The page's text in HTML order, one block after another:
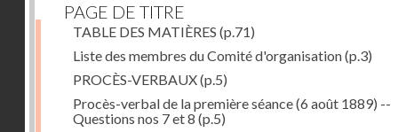
PAGE DE TITRE
TABLE DES MATIÈRES (p.71)
Liste des membres du Comité d'organisation(p.3)
PROCÈS-VERBAUX(p.5)
Procès-verbal de la première séance (6 août 1889) --
Questions nos 7 et 8 (p.5)